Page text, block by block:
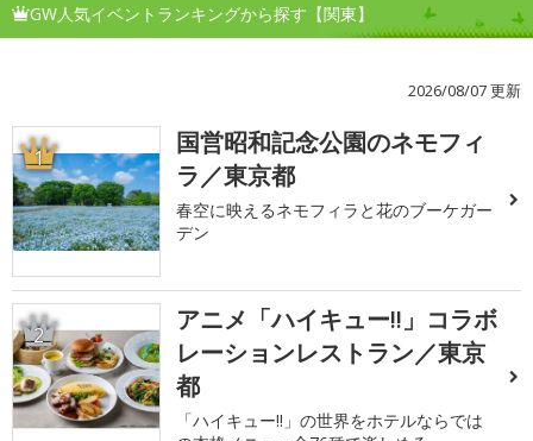
GW人気イベントランキングから探す【関東】
2026/08/07 更新
1
国営昭和記念公園のネモフィ
ラ／東京都
春空に映えるネモフィラと花のブーケガー
デン
2
アニメ「ハイキュー!!」コラボ
レーションレストラン／東京
都
「ハイキュー!!」の世界をホテルならでは